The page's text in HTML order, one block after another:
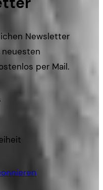
Newsletter
per Mail.